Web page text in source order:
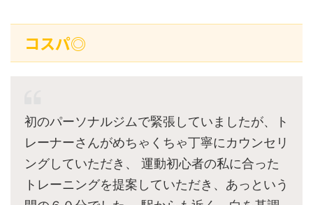
コスパ◎
初のパーソナルジムで緊張していましたが、ト
レーナーさんがめちゃくちゃ丁寧にカウンセリ
ングしていただき、 運動初心者の私に合った
トレーニングを提案していただき、あっという